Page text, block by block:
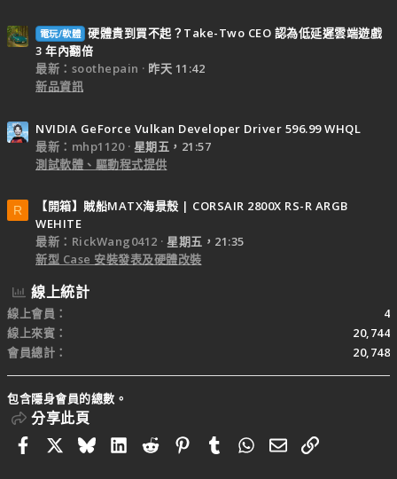
電玩/軟體 硬體貴到買不起？Take-Two CEO 認為低延遲雲端遊戲
3 年內翻倍
最新：soothepain
昨天 11:42
新品資訊
NVIDIA GeForce Vulkan Developer Driver 596.99 WHQL
最新：mhp1120
星期五，21:57
測試軟體、驅動程式提供
R
【開箱】賊船MATX海景殼 | CORSAIR 2800X RS-R ARGB
WEHITE
最新：RickWang0412
星期五，21:35
新型 Case 安裝發表及硬體改裝
線上統計
線上會員
4
線上來賓
20,744
會員總計
20,748
包含隱身會員的總數。
分享此頁
FacebookBlueskyLinkedIn
RedditPinterestTumblrWhatsApp
電子郵件
連結